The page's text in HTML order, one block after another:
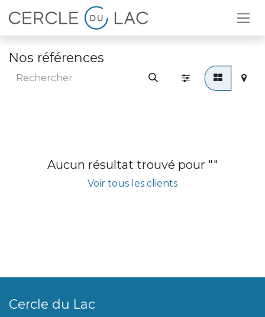
Se rendre au contenu
Nos références
Aucun résultat trouvé pour ""
Voir tous les clients
Cercle du Lac